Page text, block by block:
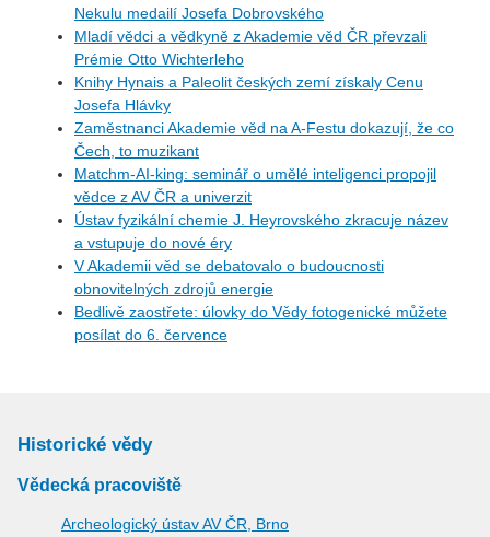
Nekulu medailí Josefa Dobrovského
Mladí vědci a vědkyně z Akademie věd ČR převzali
Prémie Otto Wichterleho
Knihy Hynais a Paleolit českých zemí získaly Cenu
Josefa Hlávky
Zaměstnanci Akademie věd na A-Festu dokazují, že co
Čech, to muzikant
Matchm-AI-king: seminář o umělé inteligenci propojil
vědce z AV ČR a univerzit
Ústav fyzikální chemie J. Heyrovského zkracuje název
a vstupuje do nové éry
V Akademii věd se debatovalo o budoucnosti
obnovitelných zdrojů energie
Bedlivě zaostřete: úlovky do Vědy fotogenické můžete
posílat do 6. července
Historické vědy
Vědecká pracoviště
Archeologický ústav AV ČR, Brno